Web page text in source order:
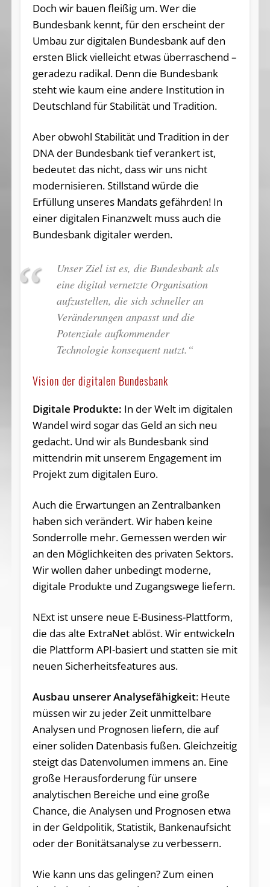
Doch wir bauen fleißig um. Wer die
Bundesbank kennt, für den erscheint der
Umbau zur digitalen Bundesbank auf den
ersten Blick vielleicht etwas überraschend –
geradezu radikal. Denn die Bundesbank
steht wie kaum eine andere Institution in
Deutschland für Stabilität und Tradition.
Aber obwohl Stabilität und Tradition in der
DNA der Bundesbank tief verankert ist,
bedeutet das nicht, dass wir uns nicht
modernisieren. Stillstand würde die
Erfüllung unseres Mandats gefährden! In
einer digitalen Finanzwelt muss auch die
Bundesbank digitaler werden.
Unser Ziel ist es, die Bundesbank als
eine digital vernetzte Organisation
aufzustellen, die sich schneller an
Veränderungen anpasst und die
Potenziale aufkommender
Technologie konsequent nutzt.“
Vision der digitalen Bundesbank
Digitale Produkte: In der Welt im digitalen
Wandel wird sogar das Geld an sich neu
gedacht. Und wir als Bundesbank sind
mittendrin mit unserem Engagement im
Projekt zum digitalen Euro.
Auch die Erwartungen an Zentralbanken
haben sich verändert. Wir haben keine
Sonderrolle mehr. Gemessen werden wir
an den Möglichkeiten des privaten Sektors.
Wir wollen daher unbedingt moderne,
digitale Produkte und Zugangswege liefern.
NExt ist unsere neue E-Business-Plattform,
die das alte ExtraNet ablöst. Wir entwickeln
die Plattform API-basiert und statten sie mit
neuen Sicherheitsfeatures aus.
Ausbau unserer Analysefähigkeit: Heute
müssen wir zu jeder Zeit unmittelbare
Analysen und Prognosen liefern, die auf
einer soliden Datenbasis fußen. Gleichzeitig
steigt das Datenvolumen immens an. Eine
große Herausforderung für unsere
analytischen Bereiche und eine große
Chance, die Analysen und Prognosen etwa
in der Geldpolitik, Statistik, Bankenaufsicht
oder der Bonitätsanalyse zu verbessern.
Wie kann uns das gelingen? Zum einen